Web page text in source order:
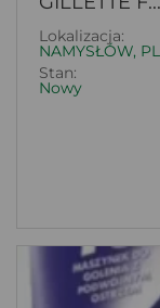
Lokalizacja:
NAMYSŁÓW,
Stan:
Nowy